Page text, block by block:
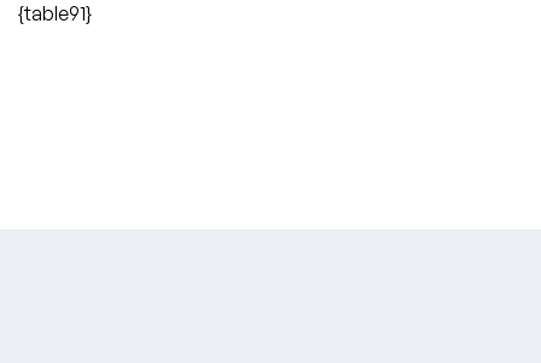
{table91}